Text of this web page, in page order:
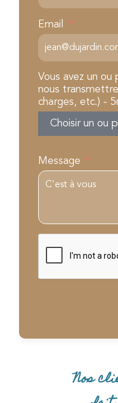
Email
Vous avez un ou
nous
charges, etc.) -
Choisir un ou
Message
Nos